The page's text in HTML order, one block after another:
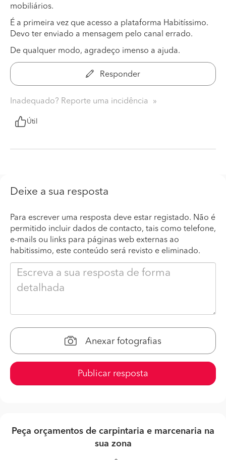
mobiliários.
É a primeira vez que acesso a plataforma Habitíssimo.
Devo ter enviado a mensagem pelo canal errado.
De qualquer modo, agradeço imenso a ajuda.
Responder
Inadequado? Reporte uma incidência
Útil
Deixe a sua resposta
Para escrever uma resposta deve estar registado. Não é
permitido incluir dados de contacto, tais como telefone,
e-mails ou links para páginas web externas ao
habitissimo, este conteúdo será revisto e eliminado.
Anexar fotografias
Publicar resposta
Peça orçamentos de carpintaria e marcenaria na
sua zona